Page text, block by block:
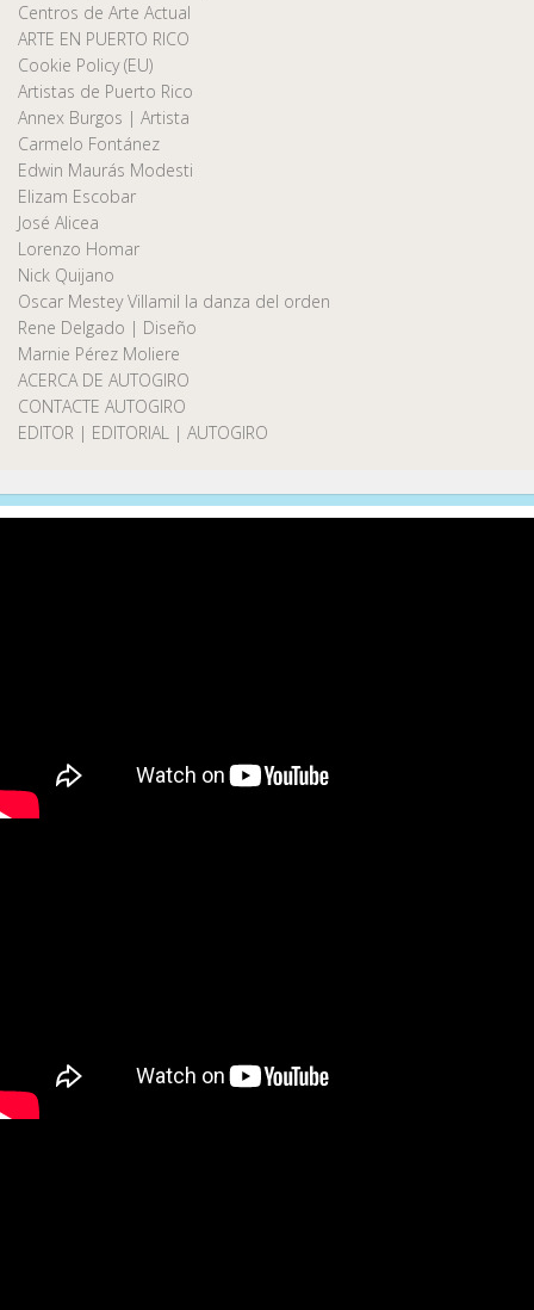
Centros de Arte Actual
ARTE EN PUERTO RICO
Cookie Policy (EU)
Artistas de Puerto Rico
Annex Burgos | Artista
Carmelo Fontánez
Edwin Maurás Modesti
Elizam Escobar
José Alicea
Lorenzo Homar
Nick Quijano
Oscar Mestey Villamil la danza del orden
Rene Delgado | Diseño
Marnie Pérez Moliere
ACERCA DE AUTOGIRO
CONTACTE AUTOGIRO
EDITOR | EDITORIAL | AUTOGIRO